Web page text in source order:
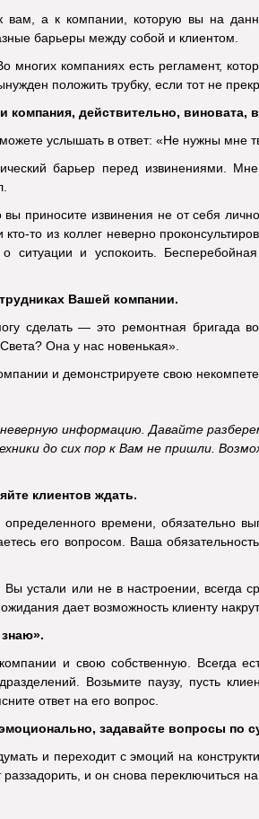
а к компании, которую вы на
барьеры между собой и клиентом.
компаниях есть регламент,
положить трубку, если тот не
компания, действительно, виновата,
услышать в ответ: «Не нужны мне
барьер перед извинениями.
вы приносите извинения не от себя
то из коллег неверно
ситуации и успокоить.
Вашей компании.
сделать — это ремонтная бригада
Она у нас новенькая».
и демонстрируете свою
информацию. Давайте
до сих пор к Вам не пришли.
клиентов ждать.
времени, обязательно
его вопросом. Ваша
устали или не в настроении, всегда
дает возможность клиенту
и свою собственную. Всегда
Возьмите паузу, пусть
ответ на его вопрос.
задавайте вопросы по
и переходит с эмоций на
и он снова переключиться на